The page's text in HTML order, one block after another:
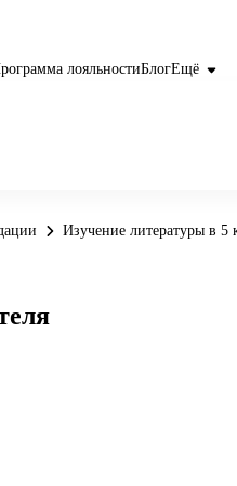
лояльностиБлогЕщё
Изучение литературы в 5